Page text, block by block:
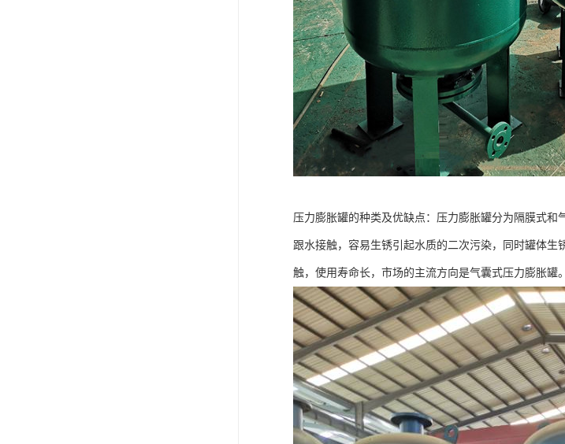
压力膨胀罐的种类及优缺点：压力膨胀罐分为隔膜式
跟水接触，容易生锈引起水质的二次污染，同时罐体
触，使用寿命长，市场的主流方向是气囊式压力膨胀罐。